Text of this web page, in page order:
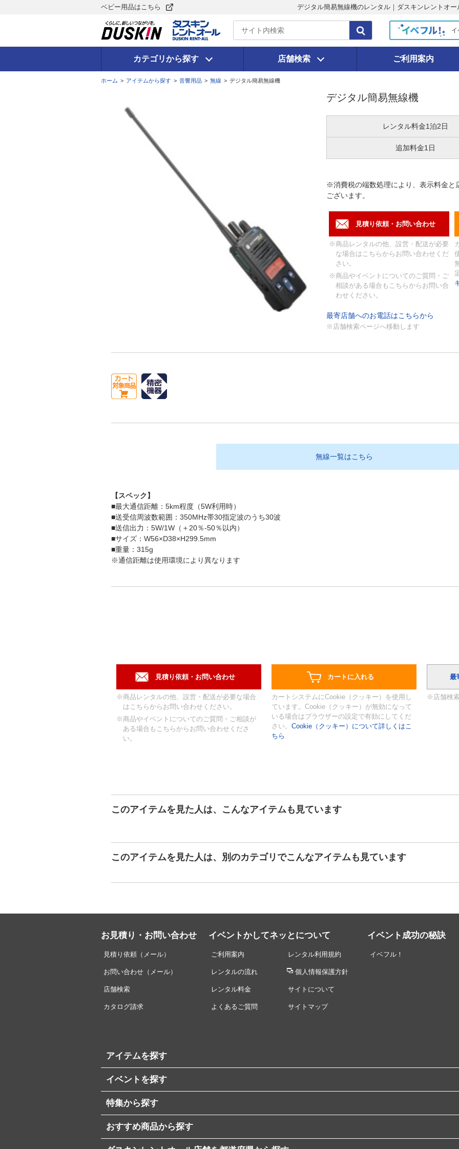
ベビー用品はこちら デジタル簡易無線機のレンタル｜ダスキンレントオー
イ
カテゴリから探す 店舗検索 ご利用案内
ホーム > アイテムから探す > 音響用品 > 無線 > デジタル簡易無線機
デジタル簡易無線機
レンタル料金1泊2日
追加料金1日
※消費税の端数処理により、表示料金と
ございます。
※商品レンタルの他、設営・配送が必要
な場合はこちらからお問い合わせくだ
さい。
※商品やイベントについてのご質問・ご
相談がある場合もこちらからお問い合
わせください。
最寄店舗へのお電話はこちらから
※店舗検索ページへ移動します
無線一覧はこちら
【スペック】
■最大通信距離：5km程度（5W利用時）
■送受信周波数範囲：350MHz帯30指定波のうち30波
■送信出力：5W/1W（＋20％-50％以内）
■サイズ：W56×D38×H299.5mm
■重量：315g
※通信距離は使用環境により異なります
※商品レンタルの他、設営・配送が必要な場合
はこちらからお問い合わせください。
※商品やイベントについてのご質問・ご相談が
ある場合もこちらからお問い合わせくださ
い。
カートシステムにCookie（クッキー）を使用し
ています。Cookie（クッキー）が無効になって
いる場合はブラウザーの設定で有効にしてくだ
さい。 Cookie（クッキー）について詳しくはこ
ちら
※店舗検
このアイテムを見た人は、こんなアイテムも見ています
このアイテムを見た人は、別のカテゴリでこんなアイテムも見ています
お見積り・お問い合わせ
見積り依頼（メール）
お問い合わせ（メール）
店舗検索
カタログ請求
イベントかしてネッとについて
ご利用案内
レンタルの流れ
レンタル料金
よくあるご質問
レンタル利用規約
個人情報保護方針
サイトについて
サイトマップ
イベント成功の秘訣
イベフル！
アイテムを探す
イベントを探す
特集から探す
おすすめ商品から探す